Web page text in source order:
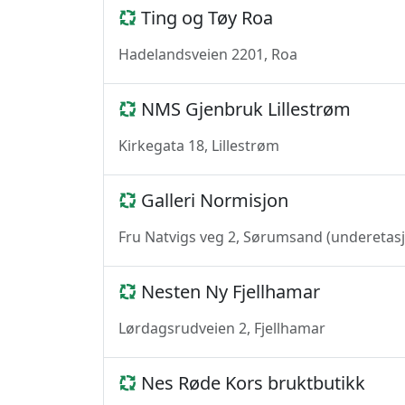
Ting og Tøy Roa
Hadelandsveien 2201, Roa
NMS Gjenbruk Lillestrøm
Kirkegata 18, Lillestrøm
Galleri Normisjon
Fru Natvigs veg 2, Sørumsand
Nesten Ny Fjellhamar
Lørdagsrudveien 2, Fjellhamar
Nes Røde Kors bruktbutikk